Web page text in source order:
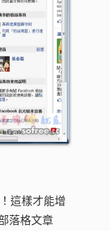
這樣才能增
落格文章